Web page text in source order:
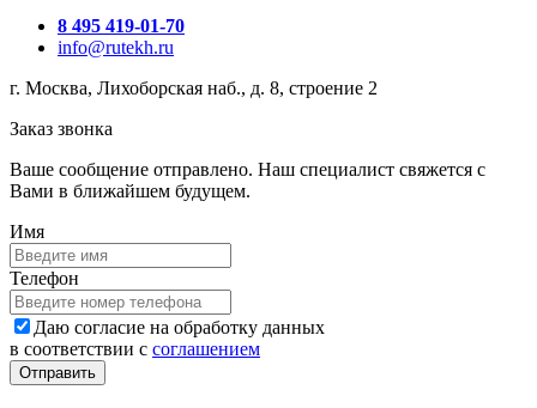
8 495 419-01-70
info@rutekh.ru
г. Москва, Лихоборская наб., д. 8, строение 2
Заказ звонка
Ваше сообщение отправлено. Наш специалист свяжется с
Вами в ближайшем будущем.
Имя
Телефон
Даю согласие на обработку данных
в соответствии с соглашением